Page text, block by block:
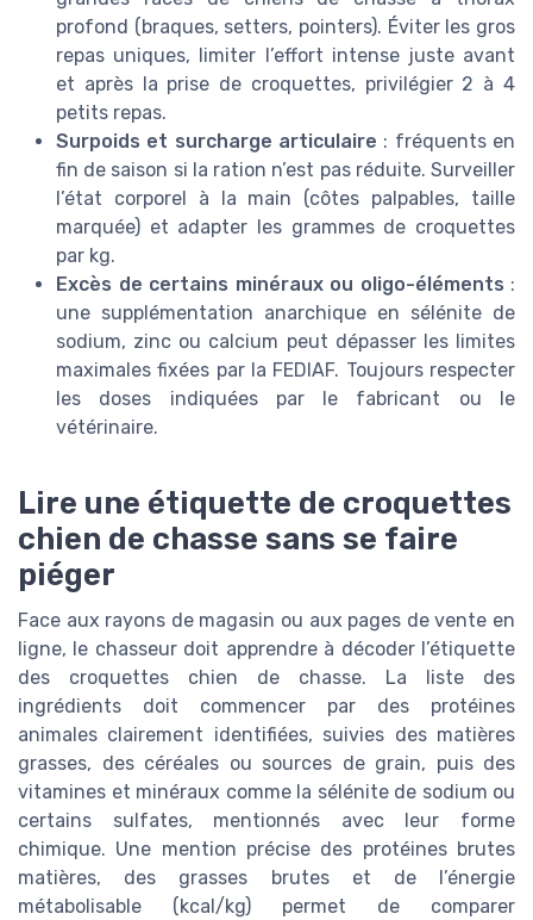
profond (braques, setters, pointers). Éviter les gros
repas uniques, limiter l’effort intense juste avant
et après la prise de croquettes, privilégier 2 à 4
petits repas.
Surpoids et surcharge articulaire : fréquents en
fin de saison si la ration n’est pas réduite. Surveiller
l’état corporel à la main (côtes palpables, taille
marquée) et adapter les grammes de croquettes
par kg.
Excès de certains minéraux ou oligo-éléments :
une supplémentation anarchique en sélénite de
sodium, zinc ou calcium peut dépasser les limites
maximales fixées par la FEDIAF. Toujours respecter
les doses indiquées par le fabricant ou le
vétérinaire.
Lire une étiquette de croquettes
chien de chasse sans se faire
piéger
Face aux rayons de magasin ou aux pages de vente en
ligne, le chasseur doit apprendre à décoder l’étiquette
des croquettes chien de chasse. La liste des
ingrédients doit commencer par des protéines
animales clairement identifiées, suivies des matières
grasses, des céréales ou sources de grain, puis des
vitamines et minéraux comme la sélénite de sodium ou
certains sulfates, mentionnés avec leur forme
chimique. Une mention précise des protéines brutes
matières, des grasses brutes et de l’énergie
métabolisable (kcal/kg) permet de comparer